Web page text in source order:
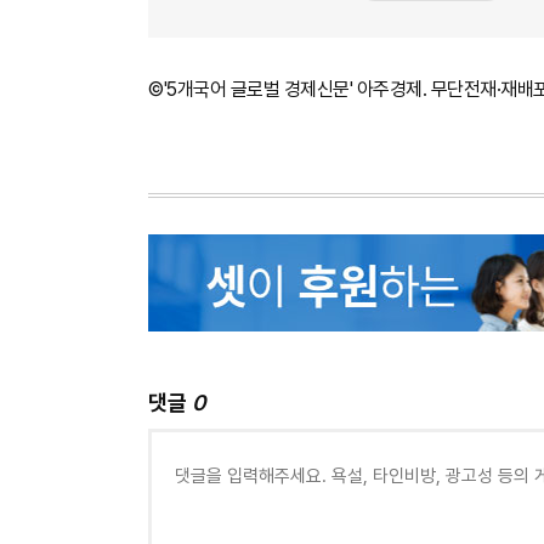
©'5개국어 글로벌 경제신문' 아주경제. 무단전재·재배
댓글 0